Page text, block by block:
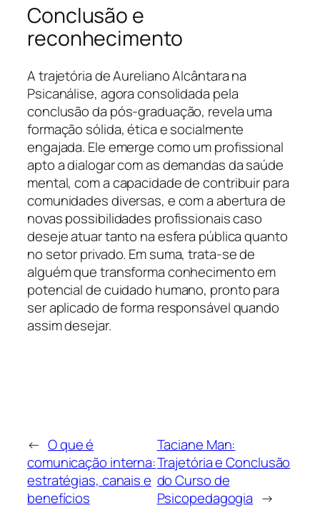
Conclusão e
reconhecimento
A trajetória de Aureliano Alcântara na
Psicanálise, agora consolidada pela
conclusão da pós-graduação, revela uma
formação sólida, ética e socialmente
engajada. Ele emerge como um profissional
apto a dialogar com as demandas da saúde
mental, com a capacidade de contribuir para
comunidades diversas, e com a abertura de
novas possibilidades profissionais caso
deseje atuar tanto na esfera pública quanto
no setor privado. Em suma, trata-se de
alguém que transforma conhecimento em
potencial de cuidado humano, pronto para
ser aplicado de forma responsável quando
assim desejar.
← O que é
comunicação interna:
estratégias, canais e
benefícios
Taciane Man:
Trajetória e Conclusão
do Curso de
Psicopedagogia →